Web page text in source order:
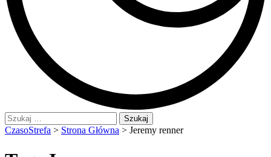
Szukaj:
CzasoStrefa > Strona Główna > Jeremy renner